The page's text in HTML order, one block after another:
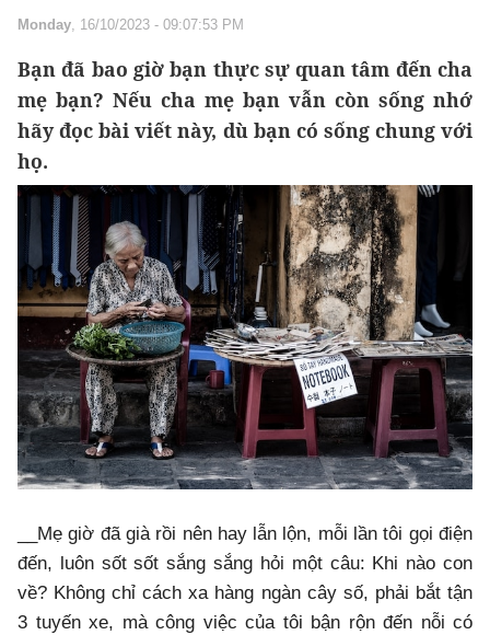
Monday, 16/10/2023 - 09:07:53 PM
Bạn đã bao giờ bạn thực sự quan tâm đến cha
mẹ bạn? Nếu cha mẹ bạn vẫn còn sống nhớ
hãy đọc bài viết này, dù bạn có sống chung với
họ.
__Mẹ giờ đã già rồi nên hay lẫn lộn, mỗi lần tôi gọi điện
đến, luôn sốt sốt sắng sắng hỏi một câu: Khi nào con
về? Không chỉ cách xa hàng ngàn cây số, phải bắt tận
3 tuyến xe, mà công việc của tôi bận rộn đến nỗi có